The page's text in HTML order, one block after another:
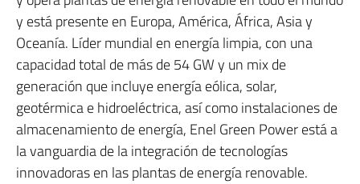
y está presente en Europa, América, África, Asia y
Oceanía. Líder mundial en energía limpia, con una
capacidad total de más de 54 GW y un mix de
generación que incluye energía eólica, solar,
geotérmica e hidroeléctrica, así como instalaciones de
almacenamiento de energía, Enel Green Power está a
la vanguardia de la integración de tecnologías
innovadoras en las plantas de energía renovable.